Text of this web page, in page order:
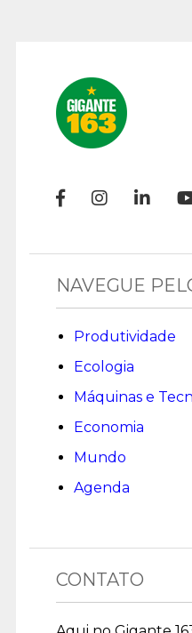
NAVEGUE
Produtividade
Ecologia
Máquinas e
Economia
Mundo
Agenda
CONTATO